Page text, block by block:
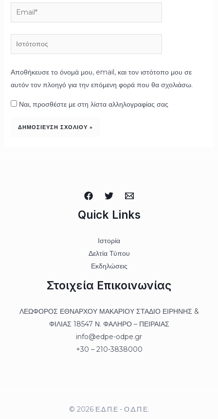
Email*
Ιστότοπος
Αποθήκευσε το όνομά μου, email, και τον ιστότοπο μου σε
αυτόν τον πλοηγό για την επόμενη φορά που θα σχολιάσω.
Ναι, προσθέστε με στη λίστα αλληλογραφίας σας
Quick Links
Ιστορία
Δελτία Τύπου
Εκδηλώσεις
Στοιχεία Επικοινωνίας
ΛΕΩΦΟΡΟΣ ΕΘΝΑΡΧΟΥ ΜΑΚΑΡΙΟΥ ΣΤΑΔΙΟ ΕΙΡΗΝΗΣ &
ΦΙΛΙΑΣ 18547 Ν. ΦΑΛΗΡΟ – ΠΕΙΡΑΙΑΣ
info@edpe-odpe.gr
+30 – 210-3838000
© 2026 Ε.Δ.Π.Ε - Ο.Δ.Π.Ε.